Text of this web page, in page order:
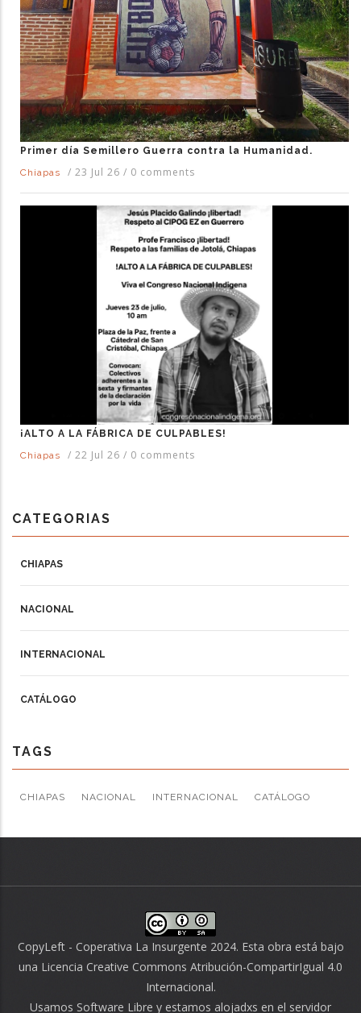
Primer día Semillero Guerra contra la Humanidad.
Chiapas
/ 23 Jul 26 / 0 comments
¡ALTO A LA FÁBRICA DE CULPABLES!
Chiapas
/ 22 Jul 26 / 0 comments
CATEGORIAS
CHIAPAS
NACIONAL
INTERNACIONAL
CATÁLOGO
TAGS
CHIAPAS NACIONAL INTERNACIONAL CATÁLOGO
CopyLeft - Coperativa La Insurgente 2024. Esta obra está bajo
una Licencia Creative Commons Atribución-CompartirIgual 4.0
Internacional.
Usamos Software Libre y estamos alojadxs en el servidor